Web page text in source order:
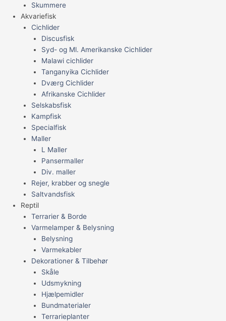
Skummere
Akvariefisk
Cichlider
Discusfisk
Syd- og Ml. Amerikanske Cichlider
Malawi cichlider
Tanganyika Cichlider
Dværg Cichlider
Afrikanske Cichlider
Selskabsfisk
Kampfisk
Specialfisk
Maller
L Maller
Pansermaller
Div. maller
Rejer, krabber og snegle
Saltvandsfisk
Reptil
Terrarier & Borde
Varmelamper & Belysning
Belysning
Varmekabler
Dekorationer & Tilbehør
Skåle
Udsmykning
Hjælpemidler
Bundmaterialer
Terrarieplanter